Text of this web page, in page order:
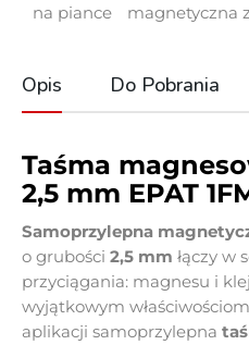
na piance
magnetyczna
Opis Do Pobrania
Taśma
2,5 mm EPAT
Samoprzylepna
o grubości 2,5 mm łączy w
przyciągania: magnesu i
wyjątkowym
aplikacji samoprzylepna